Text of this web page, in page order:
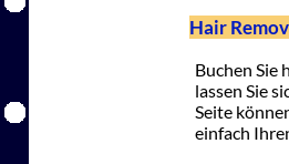
Hair
Buchen Sie
lassen Sie
Seite
einfach